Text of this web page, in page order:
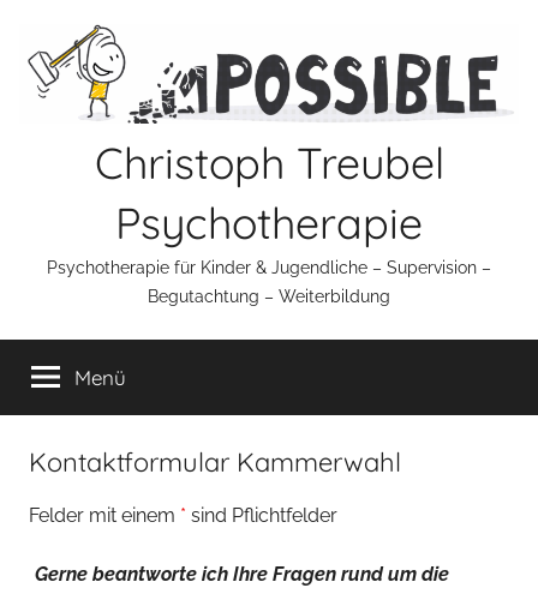
Inhalt
springen
Christoph Treubel
Psychotherapie
Psychotherapie für Kinder & Jugendliche – Supervision –
Begutachtung – Weiterbildung
Menü
Kontaktformular Kammerwahl
Felder mit einem * sind Pflichtfelder
Gerne beantworte ich Ihre Fragen rund um die